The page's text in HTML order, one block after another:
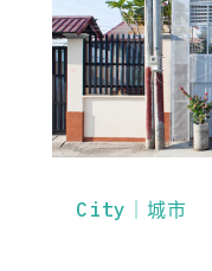
City｜城市